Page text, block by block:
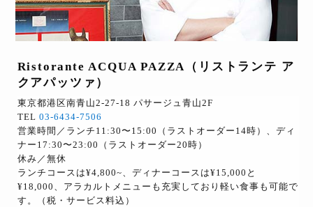
Ristorante ACQUA PAZZA（リストランテ ア
クアパッツァ）
東京都港区南青山2-27-18 パサージュ青山2F
TEL 03-6434-7506
営業時間／ランチ11:30〜15:00（ラストオーダー14時）、ディ
ナー17:30〜23:00（ラストオーダー20時）
休み／無休
ランチコースは¥4,800~、ディナーコースは¥15,000と
¥18,000、アラカルトメニューも充実しており軽い食事も可能で
す。（税・サービス料込）